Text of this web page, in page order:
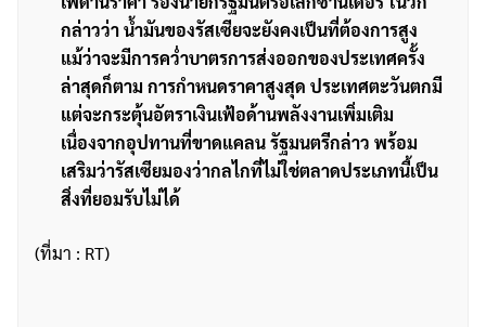
กล่าวว่า น้ำมันของรัสเซียจะยังคงเป็นที่ต้องการสูง
แม้ว่าจะมีการคว่ำบาตรการส่งออกของประเทศครั้ง
ล่าสุดก็ตาม การกำหนดราคาสูงสุด ประเทศตะวันตกมี
แต่จะกระตุ้นอัตราเงินเฟ้อด้านพลังงานเพิ่มเติม
เนื่องจากอุปทานที่ขาดแคลน รัฐมนตรีกล่าว พร้อม
เสริมว่ารัสเซียมองว่ากลไกที่ไม่ใช่ตลาดประเภทนี้เป็น
สิ่งที่ยอมรับไม่ได้
(ที่มา : RT)